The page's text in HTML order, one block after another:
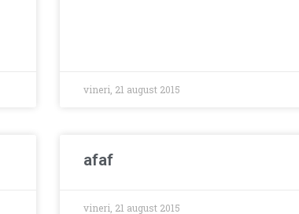
vineri, 21 august 2015
afaf
vineri, 21 august 2015